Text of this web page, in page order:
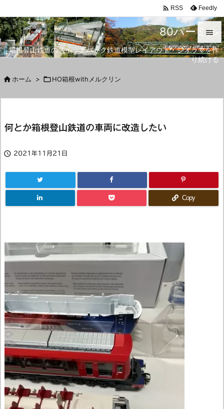
80パーミル
箱根登山鉄道のスイッチバック鉄道模型レイアウト・ジオラマを作
り続ける


メニュ
 RSS Feedly
 ホーム > HO箱根withメルクリン
何とか箱根登山鉄道の車両に改造したい
 2021年11月21日
Copy